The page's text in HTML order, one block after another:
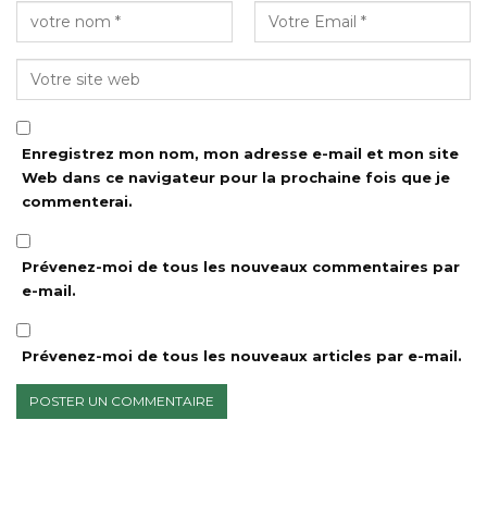
Enregistrez mon nom, mon adresse e-mail et mon site
Web dans ce navigateur pour la prochaine fois que je
commenterai.
Prévenez-moi de tous les nouveaux commentaires par
e-mail.
Prévenez-moi de tous les nouveaux articles par e-mail.